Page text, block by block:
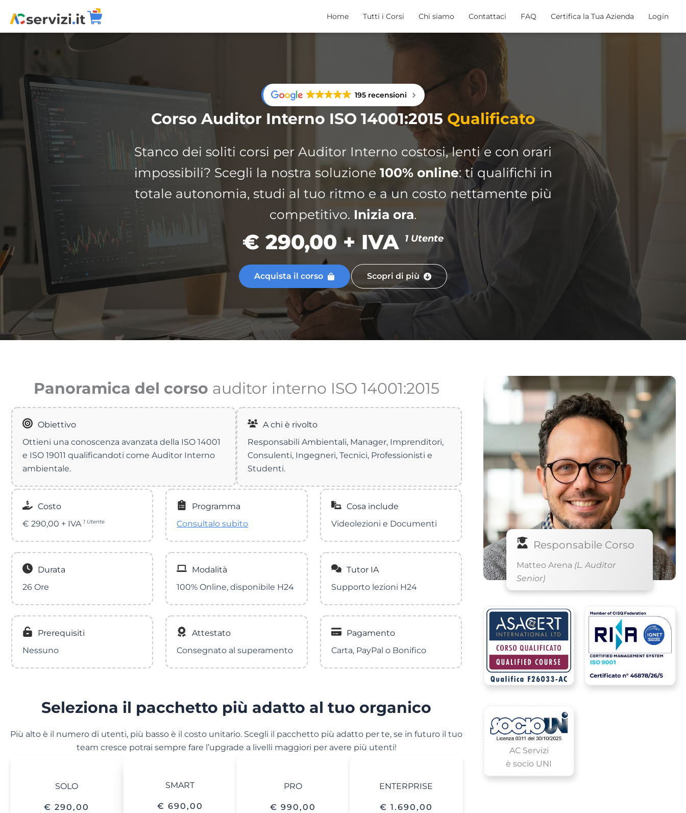
contenuto
Home Tutti i Corsi Chi siamo Contattaci FAQ Certifica la Tua Azienda Login
195 recensioni
Corso Auditor Interno ISO 14001:2015 Qualificato
Stanco dei soliti corsi per Auditor Interno costosi, lenti e con orari
impossibili? Scegli la nostra soluzione 100% online: ti qualifichi in
totale autonomia, studi al tuo ritmo e a un costo nettamente più
competitivo. Inizia ora.
€ 290,00 + IVA 1 Utente
Acquista il corso Scopri di più
Panoramica del corso auditor interno ISO 14001:2015
Obiettivo
Ottieni una conoscenza avanzata della ISO 14001
e ISO 19011 qualificandoti come Auditor Interno
ambientale.
A chi è rivolto
Responsabili Ambientali, Manager, Imprenditori,
Consulenti, Ingegneri, Tecnici, Professionisti e
Studenti.
Costo
€ 290,00 + IVA 1 Utente
Programma
Consultalo subito
Cosa include
Videolezioni e Documenti
Durata
26 Ore
Modalità
100% Online, disponibile H24
Tutor IA
Supporto lezioni H24
Prerequisiti
Nessuno
Attestato
Consegnato al superamento
Pagamento
Carta, PayPal o Bonifico
Seleziona il pacchetto più adatto al tuo organico
Più alto è il numero di utenti, più basso è il costo unitario. Scegli il pacchetto più adatto per te, se in futuro il tuo
team cresce potrai sempre fare l’upgrade a livelli maggiori per avere più utenti!
SOLO
€ 290,00
SMART
€ 690,00
PRO
€ 990,00
ENTERPRISE
€ 1.690,00
Responsabile Corso
Matteo Arena (L. Auditor
Senior)
AC Servizi
è socio UNI